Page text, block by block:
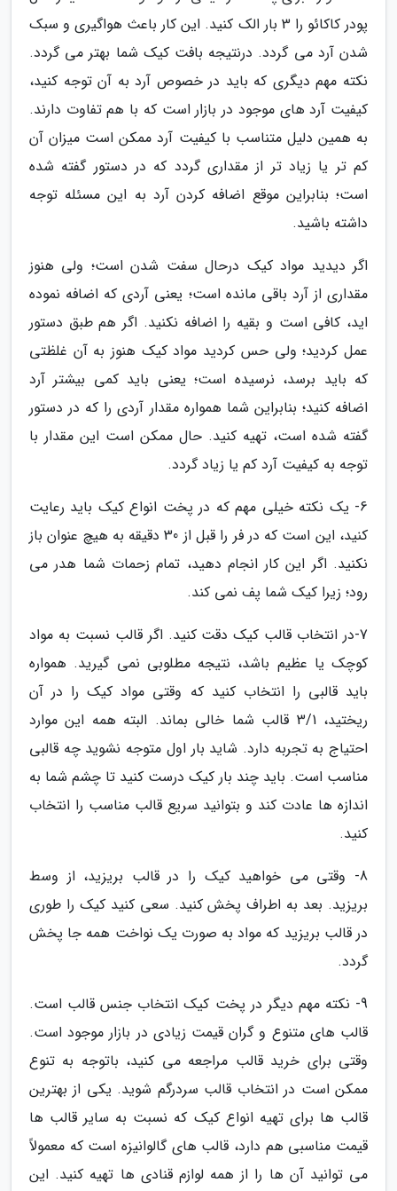
پودر کاکائو را 3 بار الک کنید. این کار باعث هواگیری و سبک
شدن آرد می گردد. درنتیجه بافت کیک شما بهتر می گردد.
نکته مهم دیگری که باید در خصوص آرد به آن توجه کنید،
کیفیت آرد های موجود در بازار است که با هم تفاوت دارند.
به همین دلیل متناسب با کیفیت آرد ممکن است میزان آن
کم تر یا زیاد تر از مقداری گردد که در دستور گفته شده
است؛ بنابراین موقع اضافه کردن آرد به این مسئله توجه
داشته باشید.
اگر دیدید مواد کیک درحال سفت شدن است؛ ولی هنوز
مقداری از آرد باقی مانده است؛ یعنی آردی که اضافه نموده
اید، کافی است و بقیه را اضافه نکنید. اگر هم طبق دستور
عمل کردید؛ ولی حس کردید مواد کیک هنوز به آن غلظتی
که باید برسد، نرسیده است؛ یعنی باید کمی بیشتر آرد
اضافه کنید؛ بنابراین شما همواره مقدار آردی را که در دستور
گفته شده است، تهیه کنید. حال ممکن است این مقدار با
توجه به کیفیت آرد کم یا زیاد گردد.
6- یک نکته خیلی مهم که در پخت انواع کیک باید رعایت
کنید، این است که در فر را قبل از 30 دقیقه به هیچ عنوان باز
نکنید. اگر این کار انجام دهید، تمام زحمات شما هدر می
رود؛ زیرا کیک شما پف نمی کند.
7-در انتخاب قالب کیک دقت کنید. اگر قالب نسبت به مواد
کوچک یا عظیم باشد، نتیجه مطلوبی نمی گیرید. همواره
باید قالبی را انتخاب کنید که وقتی مواد کیک را در آن
ریختید، 3/1 قالب شما خالی بماند. البته همه این موارد
احتیاج به تجربه دارد. شاید بار اول متوجه نشوید چه قالبی
مناسب است. باید چند بار کیک درست کنید تا چشم شما به
اندازه ها عادت کند و بتوانید سریع قالب مناسب را انتخاب
کنید.
8- وقتی می خواهید کیک را در قالب بریزید، از وسط
بریزید. بعد به اطراف پخش کنید. سعی کنید کیک را طوری
در قالب بریزید که مواد به صورت یک نواخت همه جا پخش
گردد.
9- نکته مهم دیگر در پخت کیک انتخاب جنس قالب است.
قالب های متنوع و گران قیمت زیادی در بازار موجود است.
وقتی برای خرید قالب مراجعه می کنید، باتوجه به تنوع
ممکن است در انتخاب قالب سردرگم شوید. یکی از بهترین
قالب ها برای تهیه انواع کیک که نسبت به سایر قالب ها
قیمت مناسبی هم دارد، قالب های گالوانیزه است که معمولاً
می توانید آن ها را از همه لوازم قنادی ها تهیه کنید. این